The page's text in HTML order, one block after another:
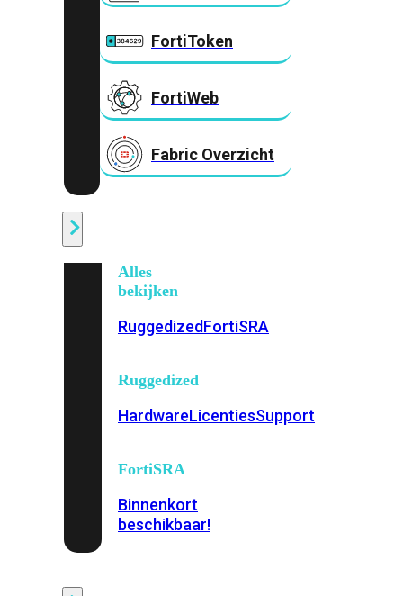
FortiToken
FortiWeb
Fabric Overzicht
Alles
bekijken
RuggedizedFortiSRA
Ruggedized
HardwareLicentiesSupport
FortiSRA
Binnenkort
beschikbaar!